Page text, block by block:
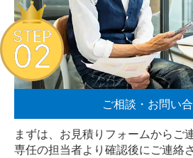
ご相談・お問い
まずは、お見積りフォームからご
専任の担当者より確認後にご連絡
STEP
02